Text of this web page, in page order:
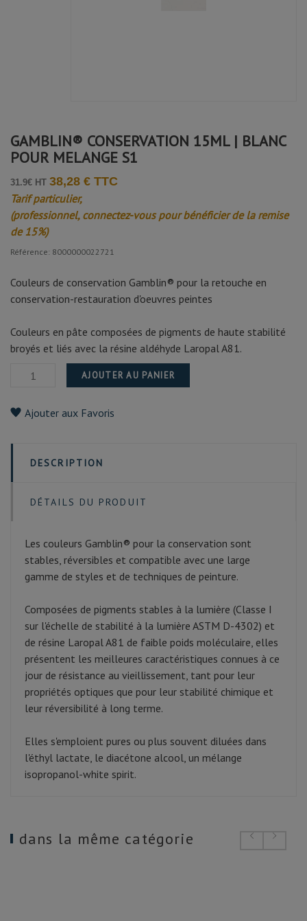
GAMBLIN® CONSERVATION 15ML | BLANC
POUR MELANGE S1
31.9€ HT 38,28 € TTC
Tarif particulier,
(professionnel, connectez-vous pour bénéficier de la remise
de 15%)
Référence: 8000000022721
Couleurs de conservation Gamblin® pour la retouche en
conservation-restauration d'oeuvres peintes
Couleurs en pâte composées de pigments de haute stabilité
broyés et liés avec la résine aldéhyde Laropal A81.
AJOUTER AU PANIER
Ajouter aux Favoris
DESCRIPTION
DÉTAILS DU PRODUIT
Les couleurs Gamblin® pour la conservation sont
stables, réversibles et compatible avec une large
gamme de styles et de techniques de peinture.
Composées de pigments stables à la lumière (Classe I
sur l'échelle de stabilité à la lumière ASTM D-4302) et
de résine Laropal A81 de faible poids moléculaire, elles
présentent les meilleures caractéristiques connues à ce
jour de résistance au vieillissement, tant pour leur
propriétés optiques que pour leur stabilité chimique et
leur réversibilité à long terme.
Elles s'emploient pures ou plus souvent diluées dans
l'éthyl lactate, le diacétone alcool, un mélange
isopropanol-white spirit.
dans la même catégorie